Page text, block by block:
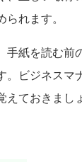
られます。
手紙を読む前
ビジネスマ
ておきまし